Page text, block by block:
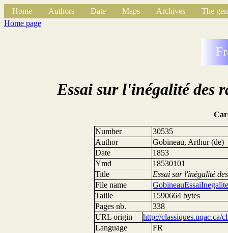
Home Authors Date Maps Archives
The
Home page
Essai sur l'inégalité des
Number
30535
Author
Gobineau, Arthur (de)
Date
1853
Ymd
18530101
Title
Essai sur l'inégalité
File name
Taille
1590664 bytes
Pages nb.
338
URL origin
http://classiques.uqac.ca/
Language
FR